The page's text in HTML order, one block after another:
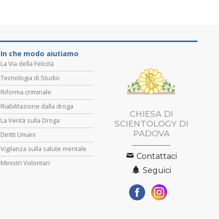
In che modo aiutiamo
La Via della Felicità
Tecnologia di Studio
Riforma criminale
Riabilitazione dalla droga
La Verità sulla Droga
Diritti Umani
Vigilanza sulla salute mentale
Ministri Volontari
CHIESA DI
SCIENTOLOGY DI
PADOVA
Contattaci
Seguici